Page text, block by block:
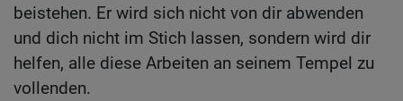
beistehen. Er wird sich nicht von dir abwenden
und dich nicht im Stich lassen, sondern wird dir
helfen, alle diese Arbeiten an seinem Tempel zu
vollenden.